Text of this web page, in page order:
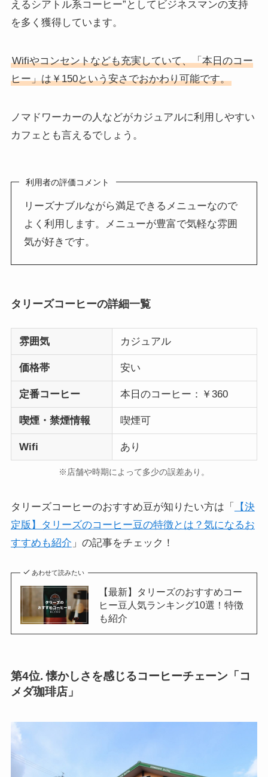
えるシアトル系コーヒー”としてビジネスマンの支持
を多く獲得しています。
Wifiやコンセントなども充実していて、「本日のコー
ヒー」は￥150という安さでおかわり可能です。
ノマドワーカーの人などがカジュアルに利用しやすい
カフェとも言えるでしょう。
利用者の評価コメント
リーズナブルながら満足できるメニューなので
よく利用します。メニューが豊富で気軽な雰囲
気が好きです。
タリーズコーヒーの詳細一覧
雰囲気 カジュアル
価格帯 安い
定番コーヒー 本日のコーヒー：￥360
喫煙・禁煙情報 喫煙可
Wifi あり
※店舗や時期によって多少の誤差あり。
タリーズコーヒーのおすすめ豆が知りたい方は「
【決
定版】タリーズのコーヒー豆の特徴とは？気になるお
すすめも紹介 」の記事をチェック！
あわせて読みたい
【最新】タリーズのおすすめコー
ヒー豆人気ランキング10選！特徴
も紹介
第4位. 懐かしさを感じるコーヒーチェーン「コ
メダ珈琲店」